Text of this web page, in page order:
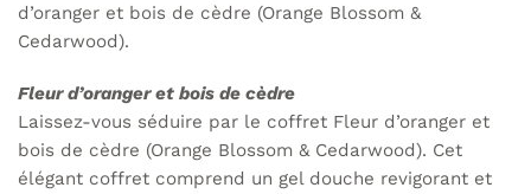
d’oranger et bois de cèdre (Orange Blossom &
Cedarwood).
Fleur d’oranger et bois de cèdre
Laissez-vous séduire par le coffret Fleur d’oranger et
bois de cèdre (Orange Blossom & Cedarwood). Cet
élégant coffret comprend un gel douche revigorant et